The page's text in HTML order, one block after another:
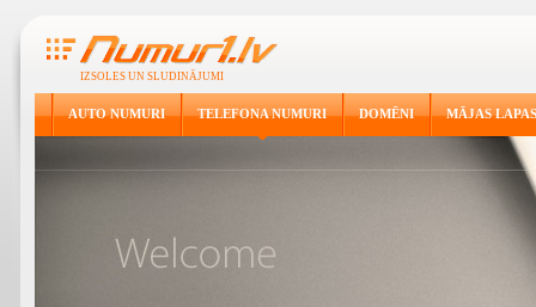
IZSOLES UN SLUDINĀJUMI
AUTO NUMURI TELEFONA NUMURI DOMĒNI MĀJAS LAPAS